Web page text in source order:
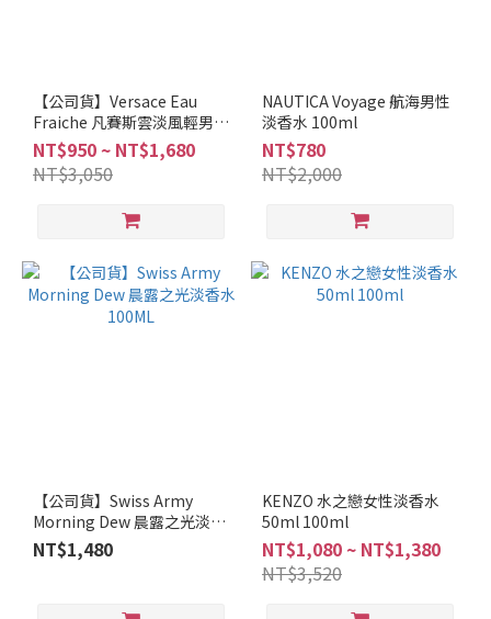
4711
(1)
Abercrombie
and Fitch (1)
(1)
【公司貨】Versace Eau
Fraiche 凡賽斯雲淡風輕男性
淡香水 30ml / 50ml / 100ml
NT$950 ~ NT$1,680
NT$3,050
NAUTICA Voyage 航海男性
淡香水 100ml
NT$780
NT$2,000
【公司貨】Swiss Army
Morning Dew 晨露之光淡香
水 100ML
NT$1,480
KENZO 水之戀女性淡香水
50ml 100ml
NT$1,080 ~ NT$1,380
NT$3,520